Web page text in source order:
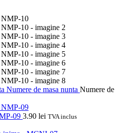
Numere de masa nunta Numere de
09 3.90 lei TVA inclus